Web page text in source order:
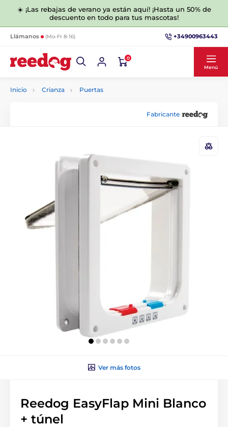
☀️ ¡Las rebajas de verano ya están aquí! ¡Hasta un 50% de
descuento en todo para tus mascotas!
Llámanos (Mo-Fr 8-16) +34900963443
0
Menú
Inicio Crianza Puertas
Fabricante
Ver más fotos
Reedog EasyFlap Mini Blanco
+ túnel